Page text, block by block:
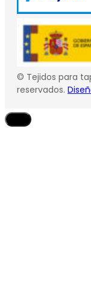
© Tejidos para
reservados.